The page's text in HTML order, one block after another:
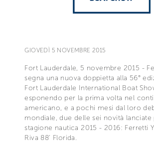
GIOVEDÌ 5 NOVEMBRE 2015
Fort Lauderdale, 5 novembre 2015 -
segna una nuova doppietta alla 56°
Fort Lauderdale International Boat
esponendo per la prima volta nel
americano, e a pochi mesi dal loro
mondiale, due delle sei novità lanciate
stagione nautica 2015 - 2016: Ferretti
Riva 88' Florida.